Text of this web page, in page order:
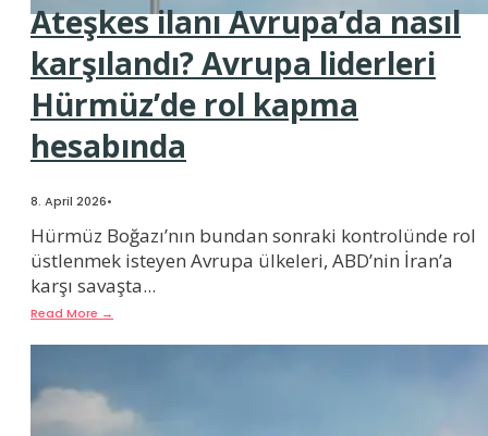
Ateşkes ilanı Avrupa’da nasıl
karşılandı? Avrupa liderleri
Hürmüz’de rol kapma
hesabında
8. April 2026•
Hürmüz Boğazı’nın bundan sonraki kontrolünde rol
üstlenmek isteyen Avrupa ülkeleri, ABD’nin İran’a
karşı savaşta...
Read More →